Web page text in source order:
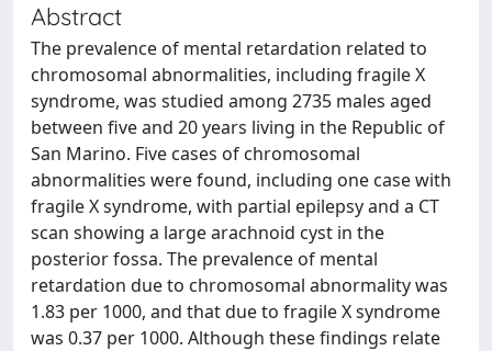
Abstract
The prevalence of mental retardation related to
chromosomal abnormalities, including fragile X
syndrome, was studied among 2735 males aged
between five and 20 years living in the Republic of
San Marino. Five cases of chromosomal
abnormalities were found, including one case with
fragile X syndrome, with partial epilepsy and a CT
scan showing a large arachnoid cyst in the
posterior fossa. The prevalence of mental
retardation due to chromosomal abnormality was
1.83 per 1000, and that due to fragile X syndrome
was 0.37 per 1000. Although these findings relate